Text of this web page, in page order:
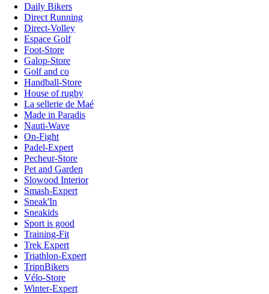
Daily Bikers
Direct Running
Direct-Volley
Espace Golf
Foot-Store
Galop-Store
Golf and co
Handball-Store
House of rugby
La sellerie de Maé
Made in Paradis
Nauti-Wave
On-Fight
Padel-Expert
Pecheur-Store
Pet and Garden
Slowood Interior
Smash-Expert
Sneak'In
Sneakids
Sport is good
Training-Fit
Trek Expert
Triathlon-Expert
TripnBikers
Vélo-Store
Winter-Expert